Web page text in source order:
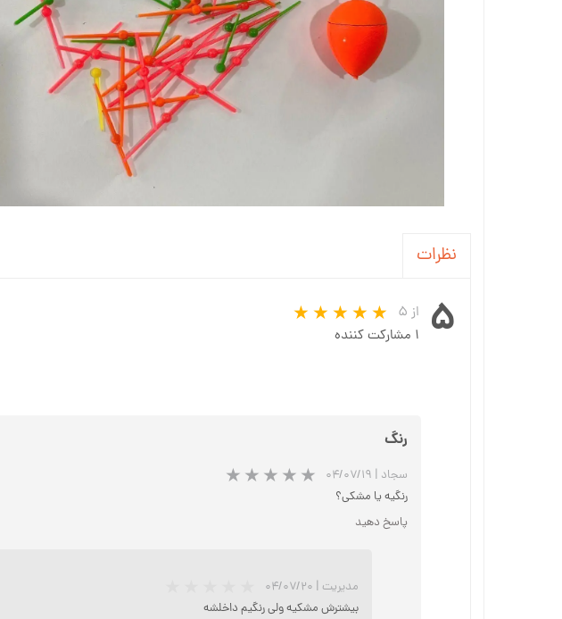
نظرات
۵
از ۵
۱ مشارکت کننده
رنگ
سجاد | ۰۴/۰۷/۱۹
رنگیه یا مشکی؟
پاسخ دهید
مدیریت | ۰۴/۰۷/۲۰
بیشترش مشکیه ولی رنگیم داخلشه